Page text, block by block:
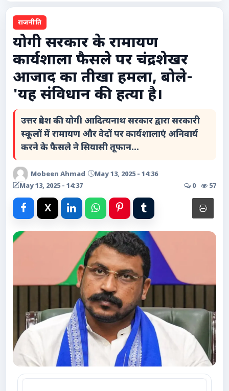
टेक्नोलॉजी / गैजेट्स
लाइफस्टाइल
वायरल
विशेष लेख
धर्म और अध्यात्म
Advertise with Us
Events
राजनीति
योगी सरकार के रामायण
कार्यशाला फैसले पर चंद्रशेखर
आजाद का तीखा हमला, बोले-
'यह संविधान की हत्या है।
उत्तर प्रदेश की योगी आदित्यनाथ सरकार द्वारा सरकारी
स्कूलों में रामायण और वेदों पर कार्यशालाएं अनिवार्य
करने के फैसले ने सियासी तूफान...
Mobeen Ahmad
May 13, 2025 - 14:36
May 13, 2025 - 14:37
0 57